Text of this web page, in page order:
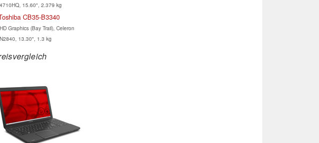
4710HQ, 15.60", 2.379 kg
CB35-B3340
HD Graphics (Bay Trail), Celeron
N2840, 13.30", 1.3 kg